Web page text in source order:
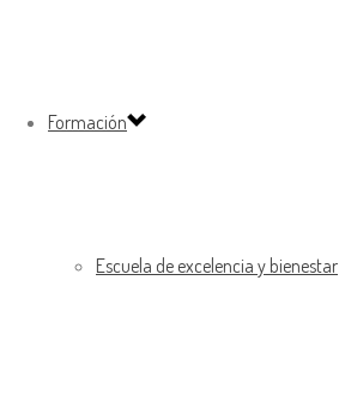
Formación
Escuela de excelencia y bienestar